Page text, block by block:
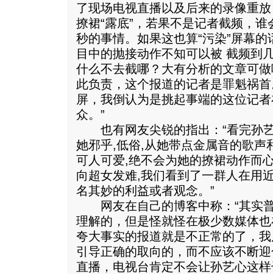
了现场电视直播以及后来的录像重
撩裙“露底”，若果不是记者截频，
秒的事情。如果这也算“污染”屏幕的
目中的抛接动作不知可以被 截频到
什么不去截哪？大有分析的文章可
此负责，这个报道的记者是罪魁祸
屏，我倒认为是挑起事端的这位记
众。”
也有网友尖锐的指出：“看完孙
她邪乎,低俗,从她带点金属音的歌声
可人可爱,绝不会为她的撩裙动作而
向超女发难,我们看到了一群人在用
名其妙的利益或者观念。”
网友在自己的博客中称：“其实
理解的，但是怪就怪在极少数媒体
夸大事实的报道就是不正常的了，
引导正确的取向的，而不应该不断
直播，电视台肯定不会让孙艺心这